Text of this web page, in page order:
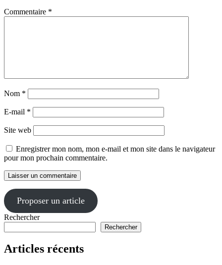
Commentaire *
Nom *
E-mail *
Site web
Enregistrer mon nom, mon e-mail et mon site dans le navigateur
pour mon prochain commentaire.
Proposer un article
Rechercher
Rechercher
Articles récents